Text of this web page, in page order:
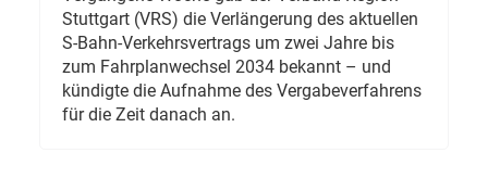
Stuttgart (VRS) die Verlängerung des aktuellen
S-Bahn-Verkehrsvertrags um zwei Jahre bis
zum Fahrplanwechsel 2034 bekannt – und
kündigte die Aufnahme des Vergabeverfahrens
für die Zeit danach an.